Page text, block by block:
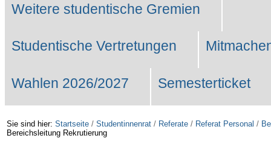
Weitere studentische Gremien
Studentische Vertretungen
Wahlen 2026/2027 Semesterticket
Sie sind hier: Startseite / Studentinnenrat / Referate / Referat Personal /
Bereichsleitung Rekrutierung